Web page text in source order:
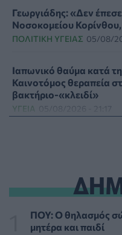
Γεωργιάδης: «Δεν
Νοσοκομείου
ΠΟΛΙΤΙΚΉ ΥΓΕΊΑΣ 05/08/
Ιαπωνικό θαύμα κατά
Καινοτόμος θεραπεία
βακτήριο-«κλειδί»
ΥΓΕΊΑ 05/08/2026 - 21:17
WWF Ελλάς:
δάσους κάηκαν σε λίγες
ΕΠΙΚΑΙΡΌΤΗΤΑ 05/08/2026
ΠΟΥ: Ο θηλασμός
μητέρα και παιδί